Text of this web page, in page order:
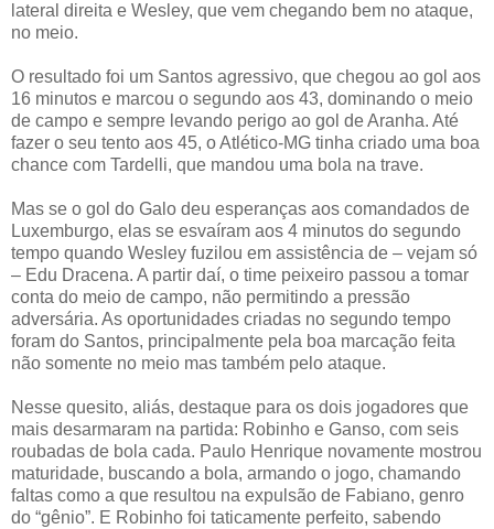
lateral direita e Wesley, que vem chegando bem no ataque,
no meio.
O resultado foi um Santos agressivo, que chegou ao gol aos
16 minutos e marcou o segundo aos 43, dominando o meio
de campo e sempre levando perigo ao gol de Aranha. Até
fazer o seu tento aos 45, o Atlético-MG tinha criado uma boa
chance com Tardelli, que mandou uma bola na trave.
Mas se o gol do Galo deu esperanças aos comandados de
Luxemburgo, elas se esvaíram aos 4 minutos do segundo
tempo quando Wesley fuzilou em assistência de – vejam só
– Edu Dracena. A partir daí, o time peixeiro passou a tomar
conta do meio de campo, não permitindo a pressão
adversária. As oportunidades criadas no segundo tempo
foram do Santos, principalmente pela boa marcação feita
não somente no meio mas também pelo ataque.
Nesse quesito, aliás, destaque para os dois jogadores que
mais desarmaram na partida: Robinho e Ganso, com seis
roubadas de bola cada. Paulo Henrique novamente mostrou
maturidade, buscando a bola, armando o jogo, chamando
faltas como a que resultou na expulsão de Fabiano, genro
do “gênio”. E Robinho foi taticamente perfeito, sabendo